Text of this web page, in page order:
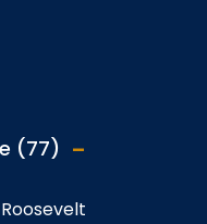
(77)